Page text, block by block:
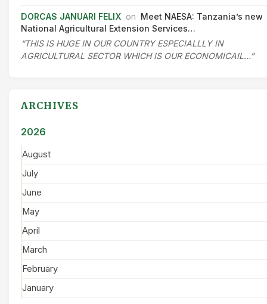
DORCAS JANUARI FELIX on Meet NAESA: Tanzania’s new
National Agricultural Extension Services…
“THIS IS HUGE IN OUR COUNTRY ESPECIALLLY IN
AGRICULTURAL SECTOR WHICH IS OUR ECONOMICAIL…”
ARCHIVES
2026
August
July
June
May
April
March
February
January